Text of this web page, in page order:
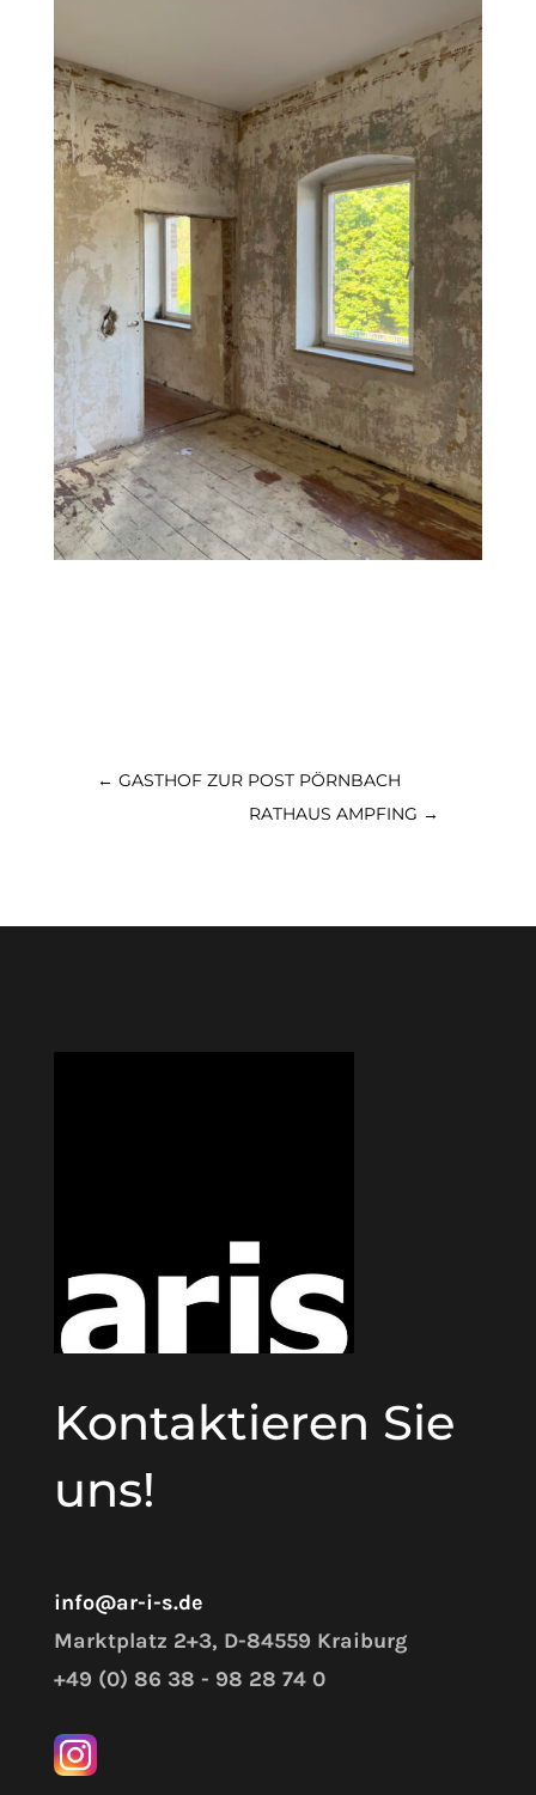
← GASTHOF ZUR POST PÖRNBACH
RATHAUS AMPFING →
Kontaktieren Sie
uns!
info@ar-i-s.de
Marktplatz 2+3, D-84559 Kraiburg
+49 (0) 86 38 - 98 28 74 0